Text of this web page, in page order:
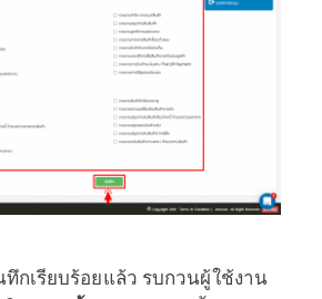
กเรียบร้อยแล้ว รบกวนผู้ใช้งาน